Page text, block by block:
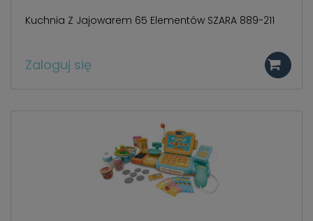
Kuchnia Z Jajowarem 65 Elementów SZARA 889-211
Zaloguj się